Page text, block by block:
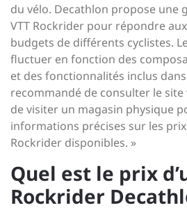
du vélo. Decathlon propose une
VTT Rockrider pour répondre
budgets de différents cyclistes.
fluctuer en fonction des
et des fonctionnalités inclus
recommandé de consulter le
de visiter un magasin physique
informations précises sur les prix
Rockrider disponibles. »
Quel est le prix
Rockrider